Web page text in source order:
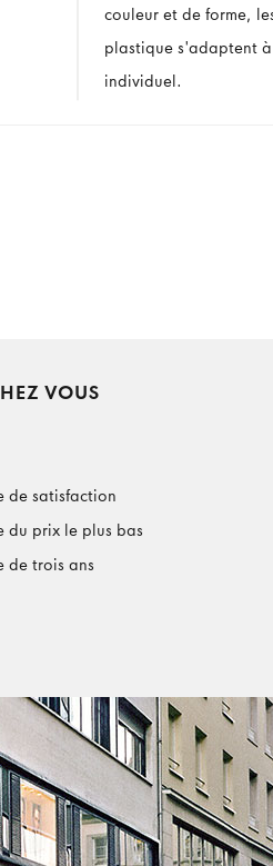
couleur et de forme,
plastique s'adaptent
individuel.
VOUS
de satisfaction
du prix le plus bas
de trois ans